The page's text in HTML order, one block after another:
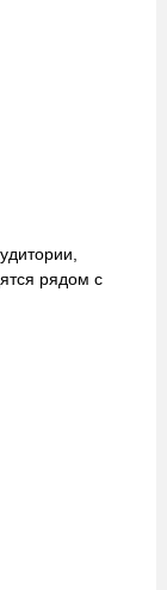
рядом с